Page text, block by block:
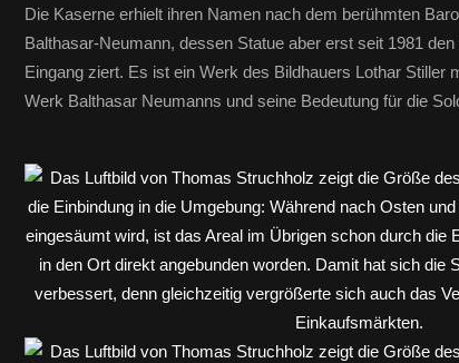
Die Kaserne erhielt ihren Namen nach dem berühmten
Balthasar-Neumann, dessen Statue aber erst seit 1981
Eingang ziert. Es ist ein Werk des Bildhauers Lothar Stiller
Werk Balthasar Neumanns und seine Bedeutung für die